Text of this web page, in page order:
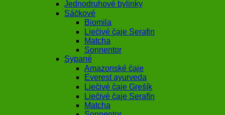
Jednodruhové bylinky
Sáčkové
Biomila
Liečivé čaje Serafin
Matcha
Sonnentor
Sypané
Amazonské čaje
Everest ayurveda
Liečivé čaje Grešík
Liečivé čaje Serafín
Matcha